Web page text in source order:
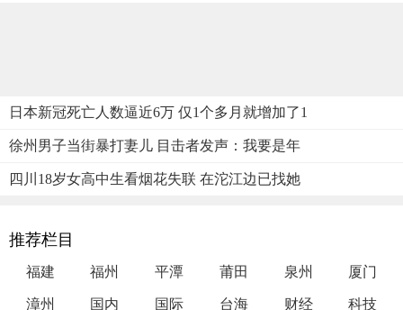
日本新冠死亡人数逼近6万 仅1个多月就增加了1
徐州男子当街暴打妻儿 目击者发声：我要是年
四川18岁女高中生看烟花失联 在沱江边已找她
推荐栏目
福建 福州 平潭 莆田 泉州 厦门
漳州 国内 国际 台海 财经 科技